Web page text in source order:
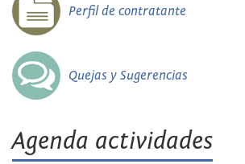
Perfil de contratante
Quejas y Sugerencias
Agenda actividades